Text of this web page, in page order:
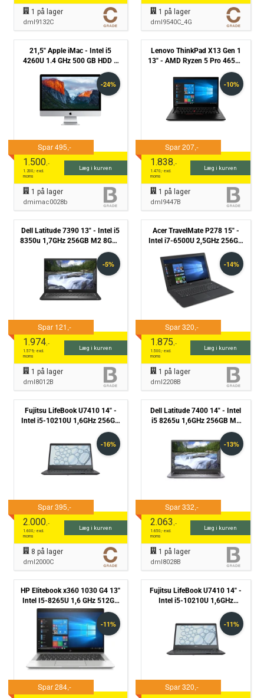
1 på lager
dml9132C
1 på lager
dml9540C_4G
21,5" Apple iMac - Intel i5
4260U 1.4 GHz 500 GB HDD 8
Grade B
1.500,-
1.200,- excl.
moms
Læg i kurven
1 på lager
dmimac0028b
Lenovo ThinkPad X13 Gen 1
13" - AMD Ryzen 5 Pro 4650u
2,1GHz 256GB NVMe 8GB
Win11 Pro - Grade B
1.838,-
1.470,- excl.
moms
Læg i kurven
1 på lager
dml9447B
Dell Latitude 7390 13" - Intel i5
8350u 1,7GHz 256GB M2 8GB -
1.974,-
1.579,- excl.
moms
Læg i kurven
1 på lager
dml8012B
Acer TravelMate P278 15" -
Intel i7-6500U 2,5GHz 256GB
SSD 8GB Win10 Pro - Grade B
1.875,-
1.500,- excl.
moms
Læg i kurven
1 på lager
dml2208B
Fujitsu LifeBook U7410 14" -
Intel i5-10210U 1,6GHz 256GB
NVME 8GB Win11 Pro - Grade
2.000,-
1.600,- excl.
moms
Læg i kurven
8 på lager
dml2000C
Dell Latitude 7400 14" - Intel
i5 8265u 1,6GHz 256GB M2
2.063,-
1.650,- excl.
moms
Læg i kurven
1 på lager
dml8028B
HP Elitebook x360 1030 G4 13''
Intel I5-8265U 1,6 GHz 512GB
NVMe 16 GB Win11 Pro -
Touchskærm - Grade C
Fujitsu LifeBook U7410 14" -
Intel i5-10210U 1,6GHz
256GB NVME 8GB Win11 Pro